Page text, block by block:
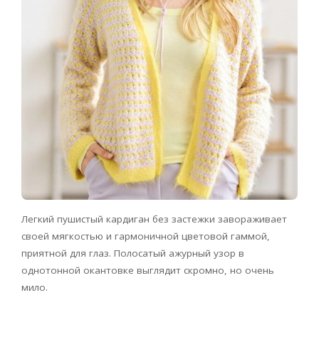
Легкий пушистый кардиган без застежки завораживает
своей мягкостью и гармоничной цветовой гаммой,
приятной для глаз. Полосатый ажурный узор в
однотонной окантовке выглядит скромно, но очень
мило.